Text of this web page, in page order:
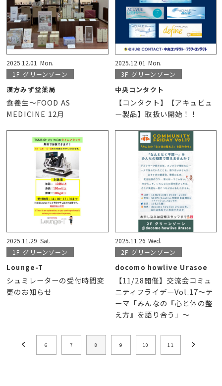
2025.12.01 Mon.
1F グリーンゾーン
漢方みず堂薬局
食養生～FOOD AS
MEDICINE 12月
2025.12.01 Mon.
3F グリーンゾーン
中央コンタクト
【コンタクト】【アキュビュ
ー製品】取扱い開始！！
2025.11.29 Sat.
1F グリーンゾーン
Lounge-T
シュミレーターの受付時間変
更のお知らせ
2025.11.26 Wed.
2F グリーンゾーン
docomo howlive Urasoe
【11/28開催】交流会コミュ
ニティフライデーVol.17～テ
ーマ「みんなの『心と体の整
え方』を語り合う」〜
6 7 8 9 10 11